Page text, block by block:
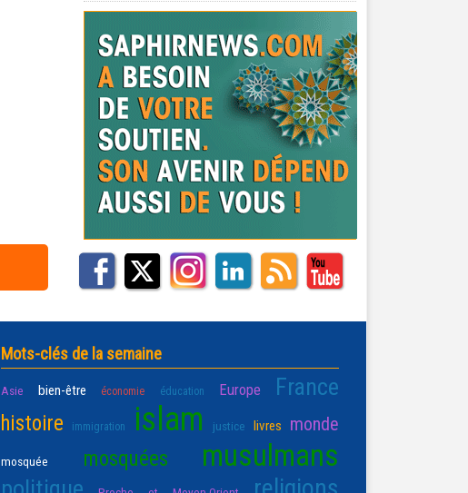
Mots-clés de la semaine
Asie bien-être économie éducation Europe France
histoire immigration islam justice livres monde
mosquée mosquées musulmans